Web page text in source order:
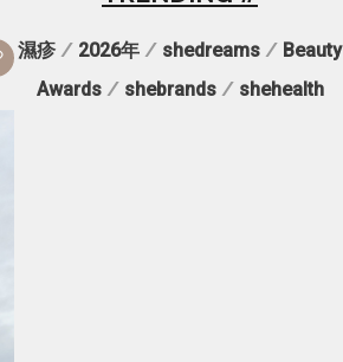
濕疹 / 2026年 / shedreams / Beauty
Awards/ shebrands/ shehealth